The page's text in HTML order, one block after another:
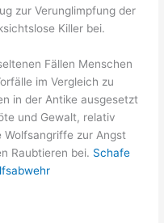
zur Verunglimpfung der
Killer bei.
Fällen Menschen
im Vergleich zu
in der Antike ausgesetzt
und Gewalt, relativ
zur Angst
Raubtieren bei. Schafe